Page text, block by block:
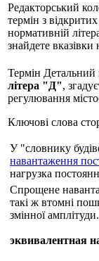
Редакторський
термін з
нормативній
знайдете
Термін Детальний
літера "Д",
регулювання
Ключові слова
У "словнику
навантаження
нагрузка
Спрощене
такі ж втомні
змінної амплітуди.
эквивалентная